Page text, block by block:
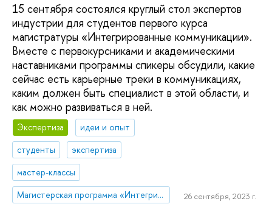
15 сентября состоялся круглый стол экспертов
индустрии для студентов первого курса
магистратуры «Интегрированные коммуникации».
Вместе с первокурсниками и академическими
наставниками программы спикеры обсудили, какие
сейчас есть карьерные треки в коммуникациях,
каким должен быть специалист в этой области, и
как можно развиваться в ней.
Экспертиза
идеи и опыт
студенты
экспертиза
мастер-классы
Магистерская программа «Интегрированные коммуникации»
26 сентября, 2023 г.